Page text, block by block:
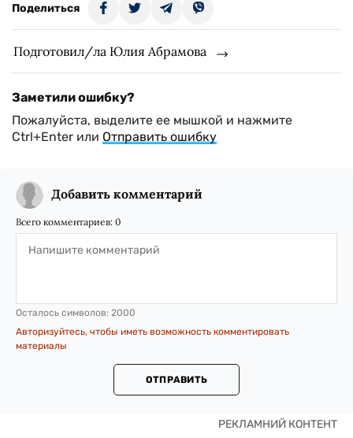
Поделиться
Подготовил/ла Юлия Абрамова
Заметили ошибку?
Пожалуйста, выделите ее мышкой и нажмите
Ctrl+Enter или Отправить ошибку
Добавить комментарий
Всего комментариев: 0
Осталось символов: 2000
Авторизуйтесь, чтобы иметь возможность комментировать
материалы
ОТПРАВИТЬ